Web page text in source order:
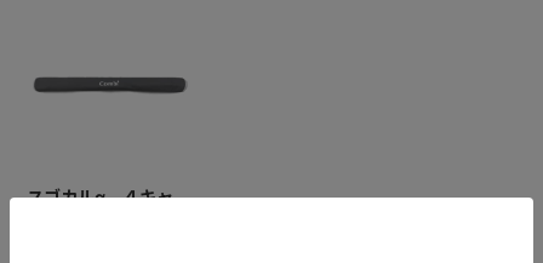
スゴカルα ４キャ